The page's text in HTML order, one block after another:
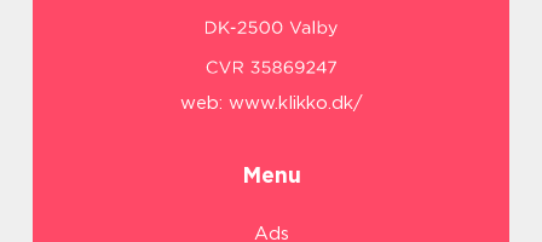
web: www.klikko.dk/
Menu
Ads